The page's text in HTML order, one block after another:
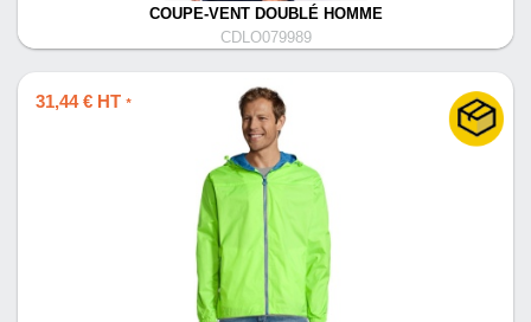
COUPE-VENT DOUBLÉ HOMME
CDLO079989
31,44 € HT *